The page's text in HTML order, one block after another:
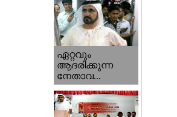
ഏറ്റവും
ആദരിക്കുന്ന
നേതാവ...